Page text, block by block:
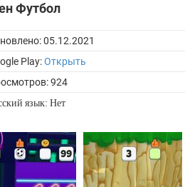
Футбол
05.12.2021
Play:Открыть
924
язык: Нет